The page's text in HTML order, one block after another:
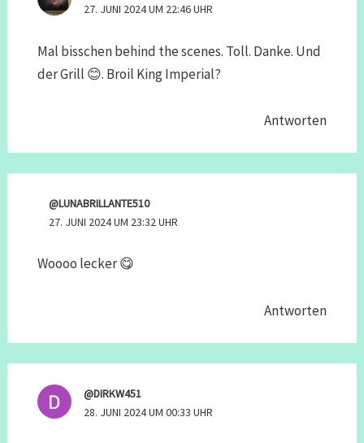
27. JUNI 2024 UM 22:46 UHR
Mal bisschen behind the scenes. Toll. Danke. Und
der Grill 😊. Broil King Imperial?
Antworten
@LUNABRILLANTE510
27. JUNI 2024 UM 23:32 UHR
Woooo lecker 😋
Antworten
@DIRKW451
28. JUNI 2024 UM 00:33 UHR